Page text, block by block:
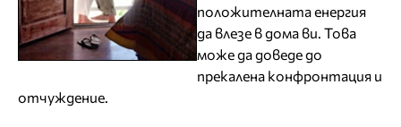
положителната енергия
да влезе в дома ви. Това
може да доведе до
прекалена конфронтация и
отчуждение.